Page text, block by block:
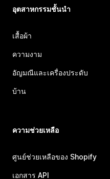
อุตสาหกรรมชั้นนำ
เสื้อผ้า
ความงาม
อัญมณีและเครื่องประดับ
บ้าน
ความช่วยเหลือ
ศูนย์ช่วยเหลือของ Shopify
เอกสาร API